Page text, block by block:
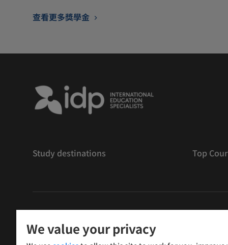
查看更多獎學金
Study destinations Top
Copyright © IELTS Partners. IELTS Partners
We value your privacy